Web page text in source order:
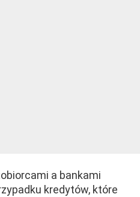
a bankami
kredytów, które